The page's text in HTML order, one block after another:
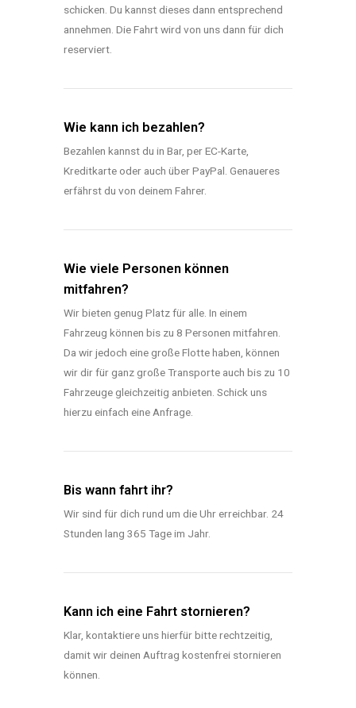
schicken. Du kannst dieses dann entsprechend
annehmen. Die Fahrt wird von uns dann für dich
reserviert.
Wie kann ich bezahlen?
Bezahlen kannst du in Bar, per EC-Karte,
Kreditkarte oder auch über PayPal. Genaueres
erfährst du von deinem Fahrer.
Wie viele Personen können
mitfahren?
Wir bieten genug Platz für alle. In einem
Fahrzeug können bis zu 8 Personen mitfahren.
Da wir jedoch eine große Flotte haben, können
wir dir für ganz große Transporte auch bis zu 10
Fahrzeuge gleichzeitig anbieten. Schick uns
hierzu einfach eine Anfrage.
Bis wann fahrt ihr?
Wir sind für dich rund um die Uhr erreichbar. 24
Stunden lang 365 Tage im Jahr.
Kann ich eine Fahrt stornieren?
Klar, kontaktiere uns hierfür bitte rechtzeitig,
damit wir deinen Auftrag kostenfrei stornieren
können.